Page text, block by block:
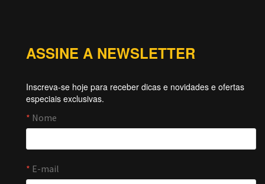
ASSINE A NEWSLETTER
Inscreva-se hoje para receber dicas e novidades e ofertas
especiais exclusivas.